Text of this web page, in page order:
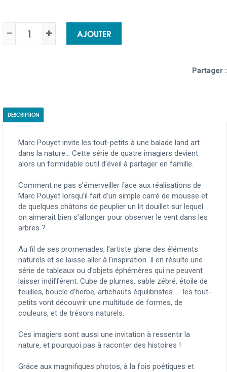
AJOUTER
Partager :
DESCRIPTION
Marc Pouyet invite les tout-petits à une balade land art
dans la nature… Cette série de quatre imagiers devient
alors un formidable outil d’éveil à partager en famille.
Comment ne pas s’émerveiller face aux réalisations de
Marc Pouyet lorsqu’il fait d’un simple carré de mousse et
de quelques châtons de peuplier un lit douillet sur lequel
on aimerait bien s’allonger pour observer le vent dans les
arbres ?
Au fil de ses promenades, l’artiste glane des éléments
naturels et se laisse aller à l’inspiration. Il en résulte une
série de tableaux ou d’objets éphémères qui ne peuvent
laisser indifférent. Cube de plumes, sable zébré, étoile de
feuilles, boucle d’herbe, artichauts équilibristes… : les tout-
petits vont découvrir une multitude de formes, de
couleurs, et de trésors naturels.
Ces imagiers sont aussi une invitation à ressentir la
nature, et pourquoi pas à raconter des histoires !
Grâce aux magnifiques photos, à la fois poétiques et